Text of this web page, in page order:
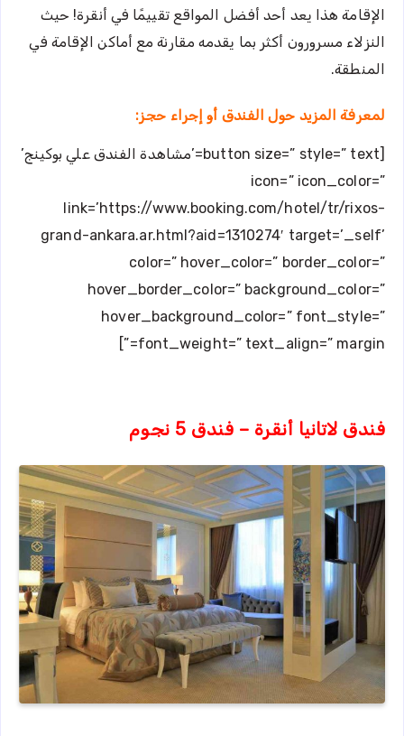
الإقامة هذا يعد أحد أفضل المواقع تقييمًا في أنقرة! حيث
النزلاء مسرورون أكثر بما يقدمه مقارنة مع أماكن الإقامة في
المنطقة.
لمعرفة المزيد حول الفندق أو إجراء حجز:
[button size=” style=” text=’مشاهدة الفندق علي بوكينج’
icon=” icon_color=”
link=’https://www.booking.com/hotel/tr/rixos-
grand-ankara.ar.html?aid=1310274′ target=’_self’
color=” hover_color=” border_color=”
hover_border_color=” background_color=”
hover_background_color=” font_style=”
font_weight=” text_align=” margin=”]
فندق لاتانيا أنقرة – فندق 5 نجوم